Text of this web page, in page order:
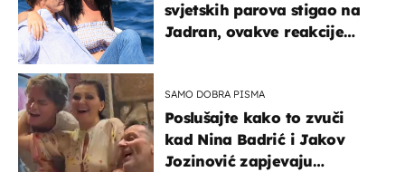
svjetskih parova stigao na
Jadran, ovakve reakcije
SAMO DOBRA PISMA
Poslušajte kako to zvuči
kad Nina Badrić i Jakov
Jozinović zapjevaju